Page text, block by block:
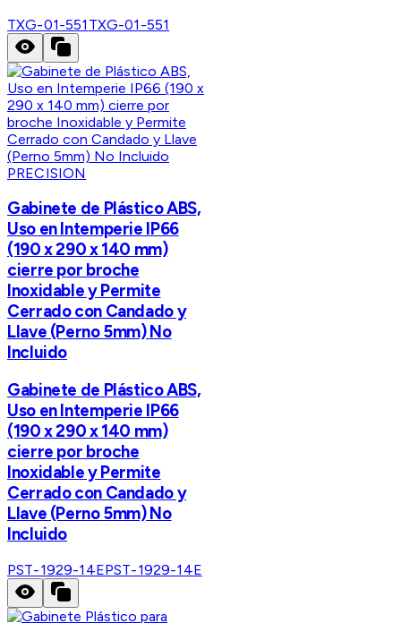
TXG-01-551 TXG-01-551
PRECISION
Gabinete de Plástico ABS,
Uso en Intemperie IP66
(190 x 290 x 140 mm)
cierre por broche
Inoxidable y Permite
Cerrado con Candado y
Llave (Perno 5mm) No
Incluido
Gabinete de Plástico ABS,
Uso en Intemperie IP66
(190 x 290 x 140 mm)
cierre por broche
Inoxidable y Permite
Cerrado con Candado y
Llave (Perno 5mm) No
Incluido
PST-1929-14EPST-1929-14E